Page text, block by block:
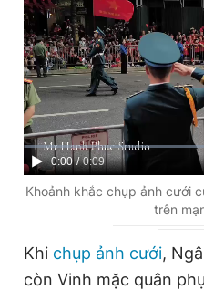
Theo dõi báo trên
Hotline
0906 645 777
Đặt báo Quảng cáo
Tổng biên tập: Nguyễn Ngọc
Phó tổng biên tập thường trực:
Phó tổng biên tập: Trần Việt
Tổng thư ký tòa soạn: Đức Trung
C
u
0:00 / D
u
0:09
Khoảnh khắc chụp ảnh cưới
trên
Khi chụp ảnh cưới,
còn Vinh mặc quân